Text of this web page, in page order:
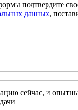
подтвердите
данных,
сейчас, и